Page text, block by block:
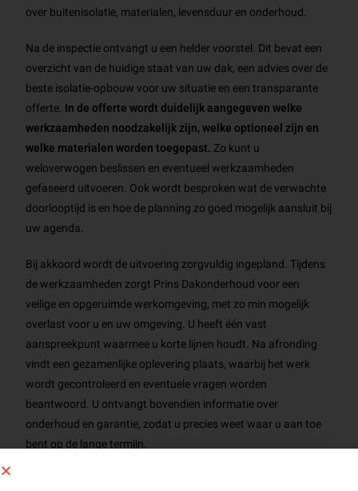
over buitenisolatie, materialen, levensduur en onderhoud.
Na de inspectie ontvangt u een helder voorstel. Dit bevat een
overzicht van de huidige staat van uw dak, een advies over de
beste isolatie-opbouw voor uw situatie en een transparante
offerte. In de offerte wordt duidelijk aangegeven welke
werkzaamheden noodzakelijk zijn, welke optioneel zijn en
welke materialen worden toegepast. Zo kunt u
weloverwogen beslissen en eventueel werkzaamheden
gefaseerd uitvoeren. Ook wordt besproken wat de verwachte
doorlooptijd is en hoe de planning zo goed mogelijk aansluit bij
uw agenda.
Bij akkoord wordt de uitvoering zorgvuldig ingepland. Tijdens
de werkzaamheden zorgt Prins Dakonderhoud voor een
veilige en opgeruimde werkomgeving, met zo min mogelijk
overlast voor u en uw omgeving. U heeft één vast
aanspreekpunt waarmee u korte lijnen houdt. Na afronding
vindt een gezamenlijke oplevering plaats, waarbij het werk
wordt gecontroleerd en eventuele vragen worden
beantwoord. U ontvangt bovendien informatie over
onderhoud en garantie, zodat u precies weet waar u aan toe
bent op de lange termijn.